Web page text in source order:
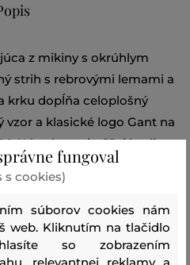
z mikiny s okrúhlym
strih s rebrovými lemami a
krku dopĺňa celoplošný
a klasické logo Gant na
% bavlny najvyššej kvality
priedušnosť a príjemný
súprava, v ktorej bude
absolútne rozkošne.
(free version)
fungoval
s cookies)
súborov cookies nám
web. Kliknutím na tlačidlo
so zobrazením